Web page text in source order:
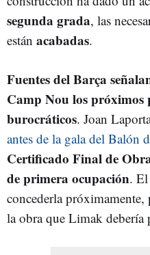
segunda grada, las
están acabadas.
Fuentes del Barça
Camp Nou los próximos
burocráticos. Joan
antes de la gala del Balón
Certificado Final de
de primera ocupación.
concederla próximamente,
la obra que Limak debería